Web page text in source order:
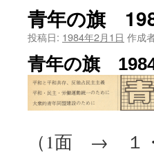
青年の旗
投稿日: 1984年2月1日 作成
青年の旗
（1面 → １